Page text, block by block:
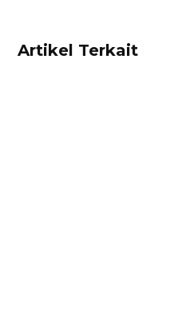
Artikel Terkait